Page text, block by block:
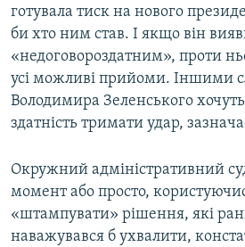
готувала тиск на нового
би хто ним став. І якщо він
«недоговороздатним», проти
усі можливі прийоми. Іншими
Володимира Зеленського
здатність тримати удар,
Окружний адміністративний
момент або просто,
«штампувати» рішення, які
наважувався б ухвалити,